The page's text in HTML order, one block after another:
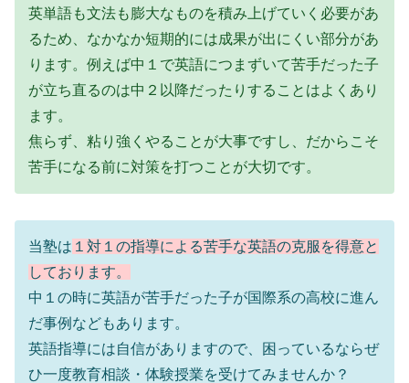
英単語も文法も膨大なものを積み上げていく必要があ
るため、なかなか短期的には成果が出にくい部分があ
ります。例えば中１で英語につまずいて苦手だった子
が立ち直るのは中２以降だったりすることはよくあり
ます。
焦らず、粘り強くやることが大事ですし、だからこそ
苦手になる前に対策を打つことが大切です。
当塾は １対１の指導による苦手な英語の克服を得意と
しております。
中１の時に英語が苦手だった子が国際系の高校に進ん
だ事例などもあります。
英語指導には自信がありますので、困っているならぜ
ひ一度教育相談・体験授業を受けてみませんか？